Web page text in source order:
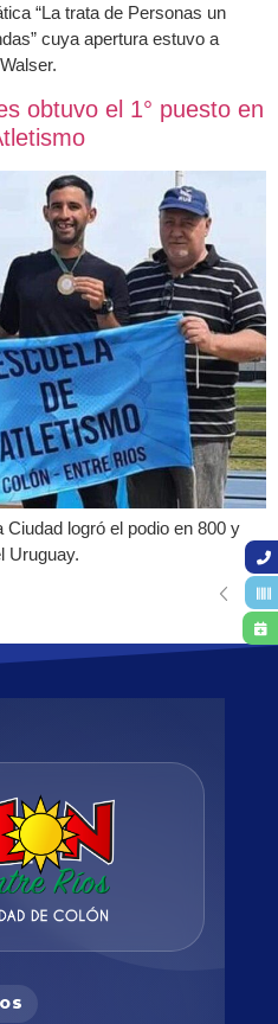
“La trata de Personas un
cuya apertura estuvo a
obtuvo el 1° puesto en
logró el podio en 800 y
Uruguay.